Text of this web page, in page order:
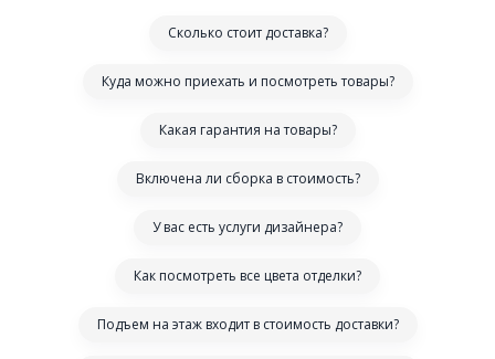
Сколько стоит доставка?
Куда можно приехать и посмотреть товары?
Какая гарантия на товары?
Включена ли сборка в стоимость?
У вас есть услуги дизайнера?
Как посмотреть все цвета отделки?
Подъем на этаж входит в стоимость доставки?